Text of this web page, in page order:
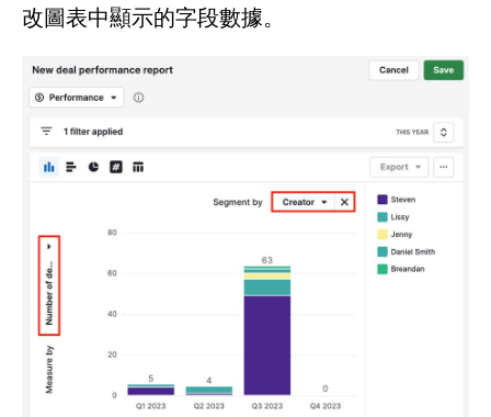
改圖表中顯示的字段數據。